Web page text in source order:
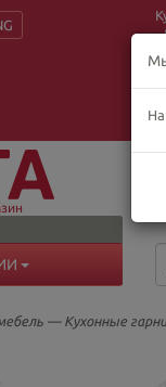
— Кухонные